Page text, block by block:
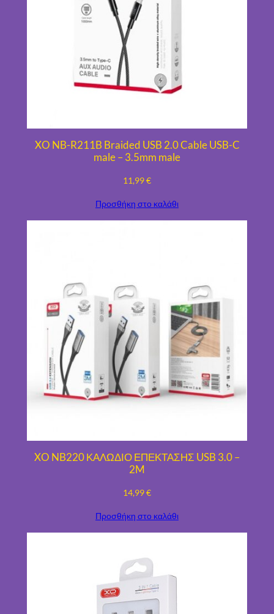
XO NB-R211B Braided USB 2.0 Cable USB-C
male – 3.5mm male
11,99€
Προσθήκη στο καλάθι
XO NB220 ΚΑΛΩΔΙΟ ΕΠΕΚΤΑΣΗΣ USB 3.0 –
2M
14,99€
Προσθήκη στο καλάθι